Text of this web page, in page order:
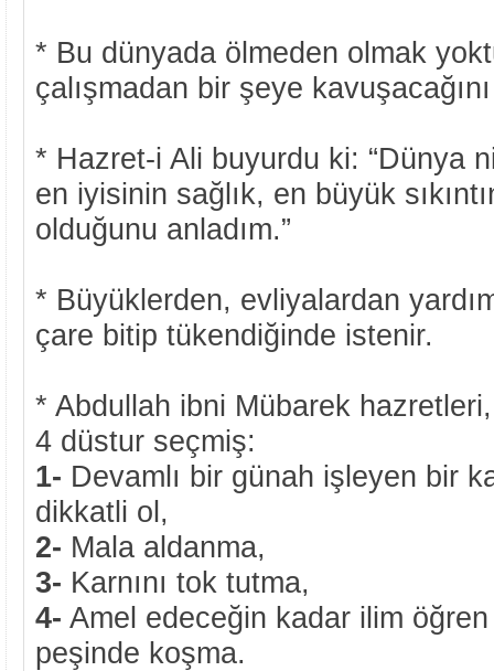
* Bu dünyada ölmeden olmak
çalışmadan bir şeye
* Hazret-i Ali buyurdu ki: “Dünya
en iyisinin sağlık, en büyük
olduğunu anladım.”
* Büyüklerden, evliyalardan
çare bitip tükendiğinde istenir.
* Abdullah ibni Mübarek
4 düstur seçmiş:
1- Devamlı bir günah işleyen bir
dikkatli ol,
2- Mala aldanma,
3- Karnını tok tutma,
4- Amel edeceğin kadar ilim
peşinde koşma.